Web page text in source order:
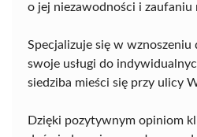
o jej niezawodności i zaufaniu
Specjalizuje się w
swoje usługi do
siedziba mieści się przy ulicy
Dzięki pozytywnym opiniom